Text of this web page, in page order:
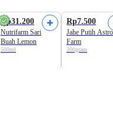
Rp31.200
Nutrifarm Sari
Buah Lemon
500ml
Rp7.500
Jahe Putih Astro
Farm
200gram